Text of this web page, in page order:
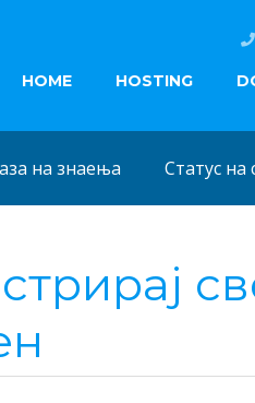
HOME HOSTING
на знаења Статус на